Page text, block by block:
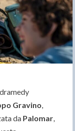
Gravino,
da Palomar,